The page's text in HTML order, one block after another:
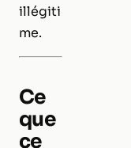
illégiti
me.
Ce
que
ce